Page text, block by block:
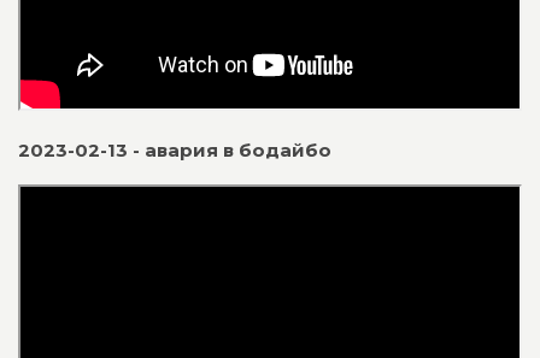
2023-02-13 - авария в бодайбо